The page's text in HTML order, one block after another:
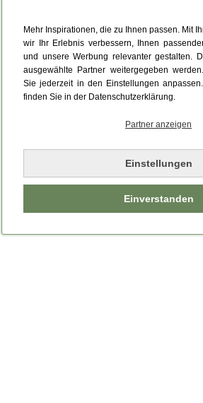
Mehr Inspirationen, die zu Ihnen passen. Mit
wir Ihr Erlebnis verbessern, Ihnen
und unsere Werbung relevanter gestalten.
ausgewählte Partner weitergegeben
Sie jederzeit in den Einstellungen
finden Sie in der Datenschutzerklärung.
Partner anzeigen
Einstellungen
Einverstanden
Da ist etwas
Leider ist ein technischer
Bitte laden Sie die